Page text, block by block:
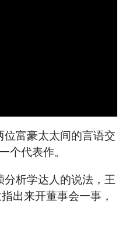
富豪太太间的言语交
个代表作。
析学达人的说法，王
出来开董事会一事，